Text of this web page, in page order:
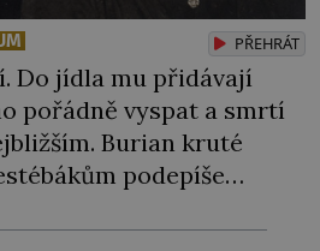
PŘEHRÁT
Do jídla mu přidávají
pořádně vyspat a smrtí
Burian kruté
podepíše
že na něj během výslechů